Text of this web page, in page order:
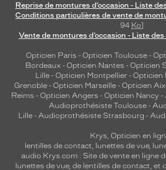
Reprise de montures d’occasion - Liste
Conditions particulières de vente de
94 Ko]
Vente de montures d’occasion - Liste
Opticien Paris - Opticien Toulouse-
Bordeaux- Opticien Nantes - Opticien
Lille - Opticien Montpellier - Opticien
Grenoble - Opticien Marseille - Opticien
Reims - Opticien Angers - Opticien Nancy -
Audioprothésiste Toulouse-
Lille- Audioprothésiste Strasbourg -
Krys, Opticien en
lentilles de contact, lunettes de vue,
audio Krys.com : Site de vente en ligne
lunettes de vue, de lentilles de contact, et